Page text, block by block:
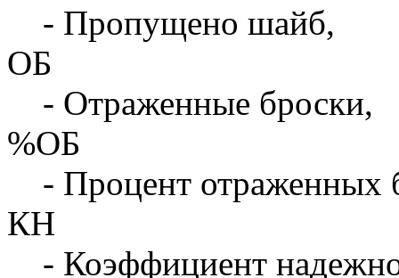
- Пропущено шайб,
ОБ
- Отраженные броски,
%ОБ
- Процент отраженных
КН
- Коэффициент